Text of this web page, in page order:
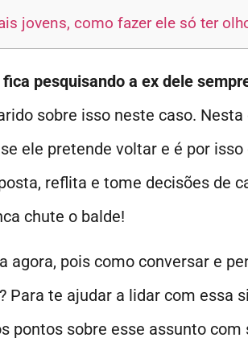
jovens, como fazer ele só ter
pesquisando a ex dele
sobre isso neste caso. Nesta
ele pretende voltar e é por
reflita e tome decisões de
chute o balde!
pois como conversar e
te ajudar a lidar com essa
pontos sobre esse assunto com